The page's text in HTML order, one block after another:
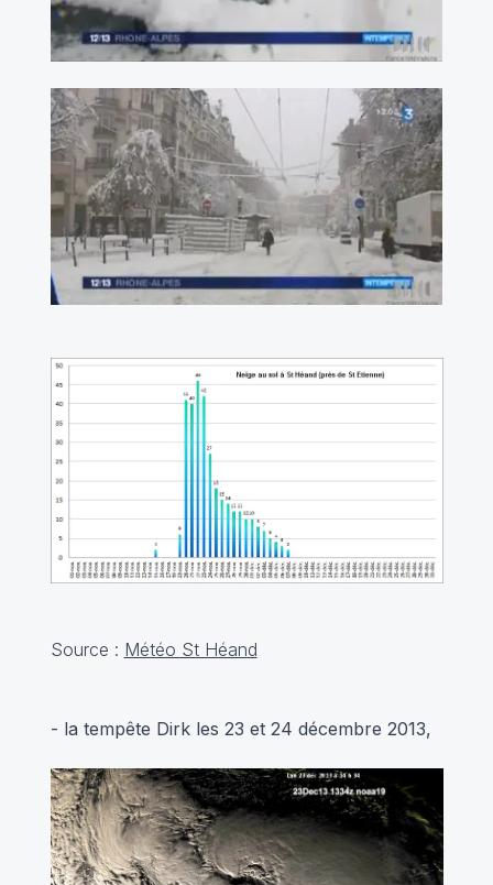
Source : Météo St Héand
- la tempête Dirk les 23 et 24 décembre 2013,